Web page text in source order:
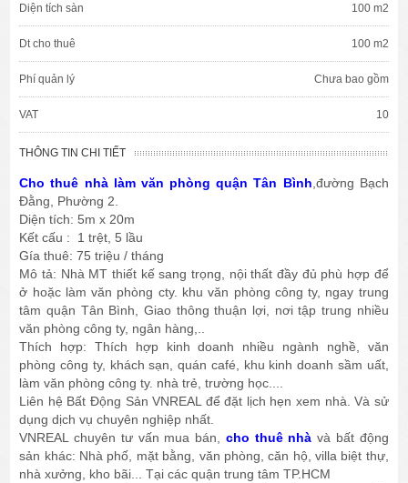
Diện tích sàn 100 m2
Dt cho thuê 100 m2
Phí quản lý Chưa bao gồm
VAT 10
THÔNG TIN CHI TIẾT
Cho thuê nhà làm văn phòng quận Tân Bình ,đường Bạch
Đằng, Phường 2.
Diện tích: 5m x 20m
Kết cấu : 1 trệt, 5 lầu
Gía thuê: 75 triệu / tháng
Mô tả: Nhà MT thiết kế sang trọng, nội thất đầy đủ phù hợp để
ở hoặc làm văn phòng cty. khu văn phòng công ty, ngay trung
tâm quận Tân Bình, Giao thông thuận lợi, nơi tập trung nhiều
văn phòng công ty, ngân hàng,..
Thích hợp: Thích hợp kinh doanh nhiều ngành nghề, văn
phòng công ty, khách sạn, quán café, khu kinh doanh sầm uất,
làm văn phòng công ty. nhà trẻ, trường học....
Liên hệ Bất Động Sản VNREAL để đặt lịch hẹn xem nhà. Và sử
dụng dịch vụ chuyên nghiệp nhất.
VNREAL chuyên tư vấn mua bán, cho thuê nhàvà bất động
sản khác: Nhà phố, mặt bằng, văn phòng, căn hộ, villa biệt thự,
nhà xưởng, kho bãi... Tại các quận trung tâm TP.HCM